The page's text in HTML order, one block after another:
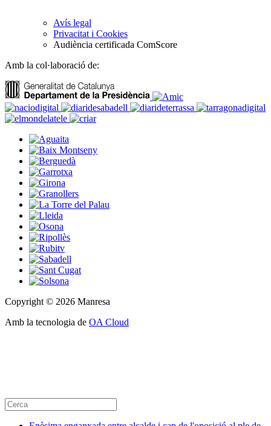
Avís legal
Privacitat i Cookies
Audiència certificada ComScore
Amb la col·laboració de:
Copyright © 2026 Manresa
Amb la tecnologia de OA Cloud